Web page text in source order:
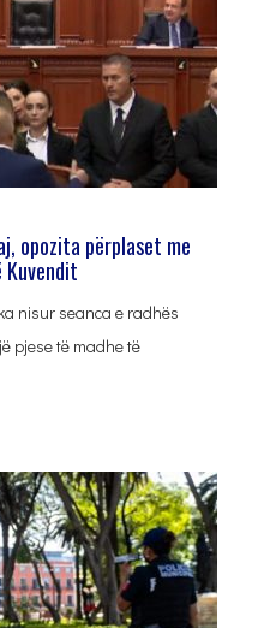
opozita përplaset me
Kuvendit
nisur seanca e radhës
pjese të madhe të